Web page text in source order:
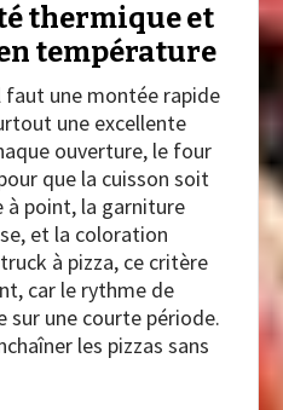
thermique et
température
faut une montée rapide
une excellente
ouverture, le four
que la cuisson soit
à point, la garniture
et la coloration
à pizza, ce critère
car le rythme de
sur une courte période.
les pizzas sans